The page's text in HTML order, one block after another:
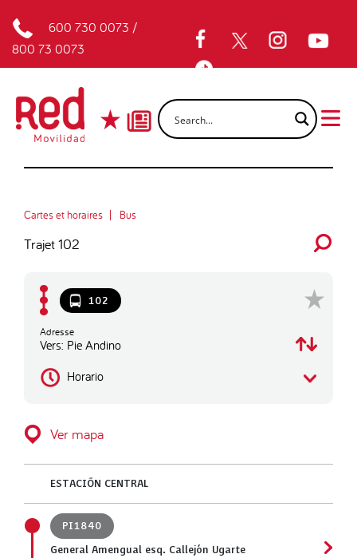
600 730 0073 /
800 73 0073
Cartes et horaires Bus
Trajet 102
102
Adresse
Vers: Pie Andino
Horario
Ver mapa
ESTACIÓN CENTRAL
PI1840
General Amengual esq. Callejón Ugarte